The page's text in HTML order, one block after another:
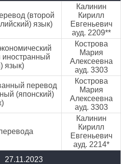
(второй
язык)
Калинин
Кирилл
Евгеньевич
ауд. 2209**
язык)
Кострова
Мария
Алексеевна
ауд. 3303
перевод
(японский)
Кострова
Мария
Алексеевна
ауд. 3303
Калинин
Кирилл
Евгеньевич
ауд. 2214*
27.11.2023